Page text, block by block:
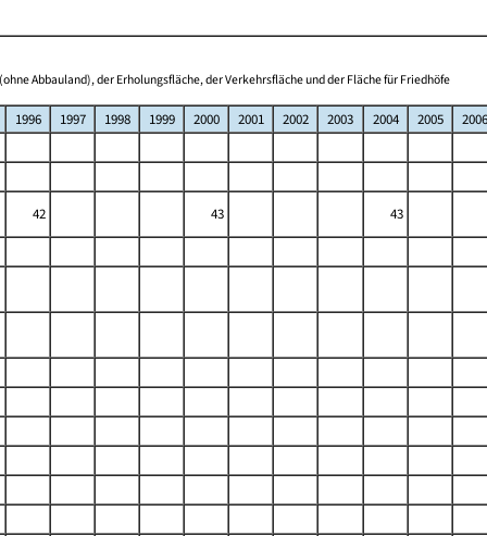
Abbauland), der Erholungsfläche, der Verkehrsfläche und der Fläche für Friedhöfe
1996 1997 1998 1999 2000 2001 2002 2003 2004 2005
2006
42 43
43